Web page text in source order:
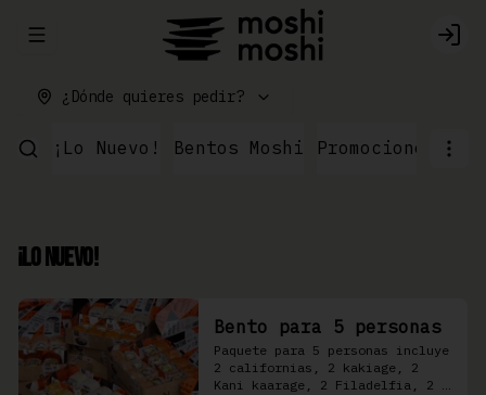
Abrir menu de navegación
¿Dónde quieres pedir?
¡Lo Nuevo! Bentos Moshi Promociones
¡Lo Nuevo!
Bento para 5 personas
Paquete para 5 personas incluye
2 californias, 2 kakiage, 2
Kani kaarage, 2 Filadelfia, 2